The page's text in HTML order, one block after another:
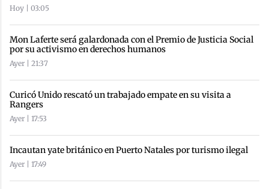
Hoy | 03:05
Mon Laferte será galardonada con el Premio de Justicia Social
por su activismo en derechos humanos
Ayer | 21:37
Curicó Unido rescató un trabajado empate en su visita a
Rangers
Ayer | 17:53
Incautan yate británico en Puerto Natales por turismo ilegal
Ayer | 17:49